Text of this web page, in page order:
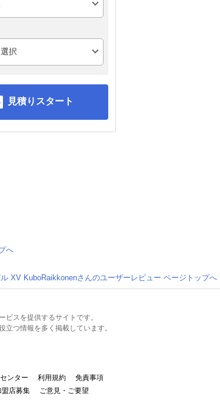
見積りスタート
へ
XV KuboRaikkonenさんのユーザーレビュー ページトップへ
スを提供するサイトです。
つ情報を多く掲載しています。
ンター 利用規約
免責事項
盟店募集
ご意見・ご要望